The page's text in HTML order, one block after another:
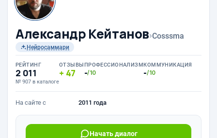
Александр Кейтанов›Cosssma
Нейросаммари
РЕЙТИНГ
2 011
№ 907 в каталоге
ОТЗЫВЫ
47
ПРОФЕССИОНАЛИЗМ
-/10
КОММУНИКАЦИЯ
-/10
На сайте с 2011 года
Начать диалог